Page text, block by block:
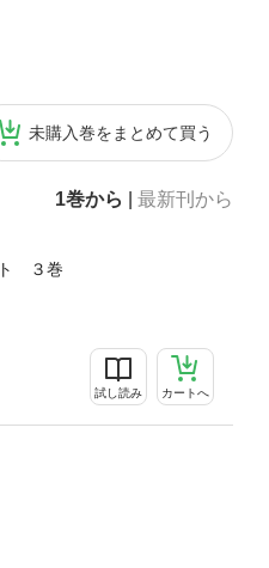
未購入巻をまとめて買う
1巻から 最新刊から
ト ３巻
試し読み カートへ